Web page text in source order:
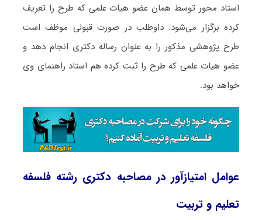
استاد محور توسط همان عضو هیات علمی که طرح را تعریف
کرده برگزار می‌شود. داوطلب در صورت قبولی موظف است
طرح پژوهشی مذکور را به عنوان رساله دکتری انجام دهد و
عضو هیات علمی که طرح را ثبت کرده هم استاد راهنمای وی
خواهد بود.
عوامل امتیازآور در مصاحبه دکتری رشته فلسفه
تعلیم و تربیت